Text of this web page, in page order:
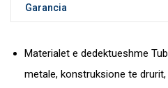
Garancia
Materialet e dedektueshme
metale, konstruksione te